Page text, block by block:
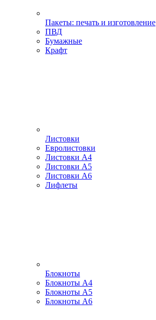
Пакеты: печать и изготовление
ПВД
Бумажные
Крафт
Листовки
Евролистовки
Листовки А4
Листовки А5
Листовки А6
Лифлеты
Блокноты
Блокноты А4
Блокноты А5
Блокноты А6